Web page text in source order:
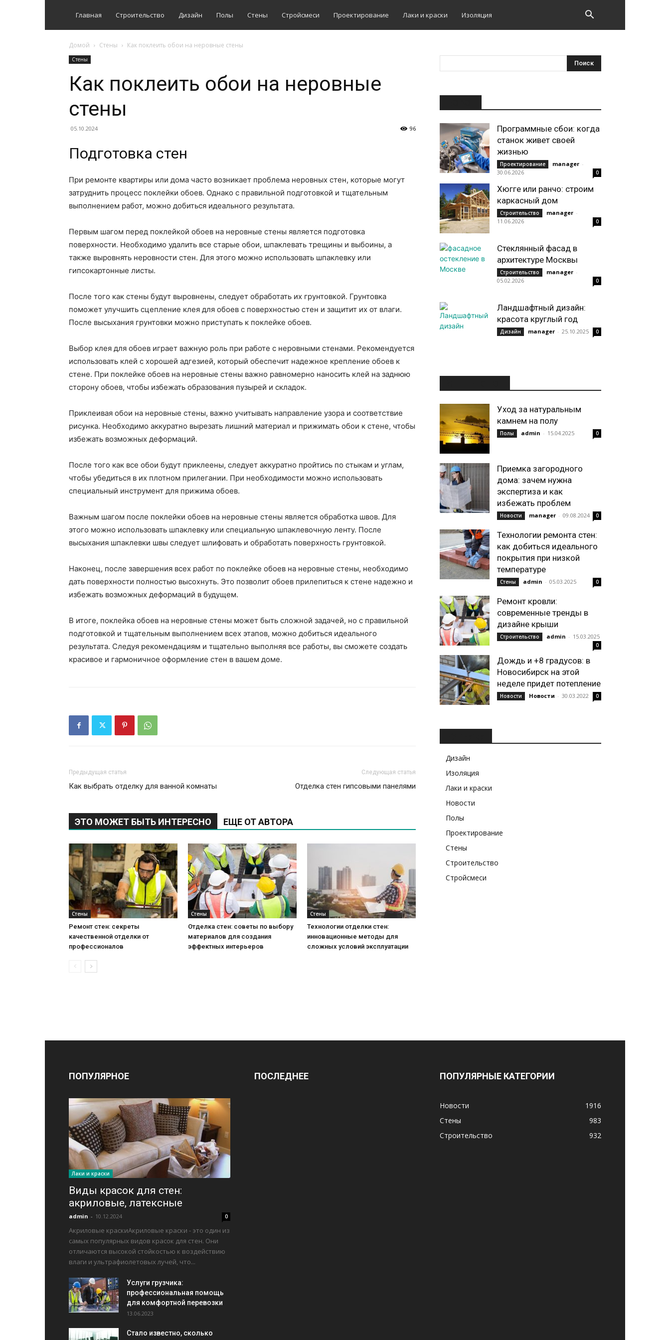
Главная Строительство Дизайн Полы Стены Стройсмеси Проектирование Лаки и краски Изоляция
Домой Стены Как поклеить обои на неровные стены
Стены
Как поклеить обои на неровные
стены
05.10.2024 96
Подготовка стен
При ремонте квартиры или дома часто возникает проблема неровных стен, которые могут
затруднить процесс поклейки обоев. Однако с правильной подготовкой и тщательным
выполнением работ, можно добиться идеального результата.
Первым шагом перед поклейкой обоев на неровные стены является подготовка
поверхности. Необходимо удалить все старые обои, шпаклевать трещины и выбоины, а
также выровнять неровности стен. Для этого можно использовать шпаклевку или
гипсокартонные листы.
После того как стены будут выровнены, следует обработать их грунтовкой. Грунтовка
поможет улучшить сцепление клея для обоев с поверхностью стен и защитит их от влаги.
После высыхания грунтовки можно приступать к поклейке обоев.
Выбор клея для обоев играет важную роль при работе с неровными стенами. Рекомендуется
использовать клей с хорошей адгезией, который обеспечит надежное крепление обоев к
стене. При поклейке обоев на неровные стены важно равномерно наносить клей на заднюю
сторону обоев, чтобы избежать образования пузырей и складок.
Приклеивая обои на неровные стены, важно учитывать направление узора и соответствие
рисунка. Необходимо аккуратно вырезать лишний материал и прижимать обои к стене, чтобы
избежать возможных деформаций.
После того как все обои будут приклеены, следует аккуратно пройтись по стыкам и углам,
чтобы убедиться в их плотном прилегании. При необходимости можно использовать
специальный инструмент для прижима обоев.
Важным шагом после поклейки обоев на неровные стены является обработка швов. Для
этого можно использовать шпаклевку или специальную шпаклевочную ленту. После
высыхания шпаклевки швы следует шлифовать и обработать поверхность грунтовкой.
Наконец, после завершения всех работ по поклейке обоев на неровные стены, необходимо
дать поверхности полностью высохнуть. Это позволит обоев прилепиться к стене надежно и
избежать возможных деформаций в будущем.
В итоге, поклейка обоев на неровные стены может быть сложной задачей, но с правильной
подготовкой и тщательным выполнением всех этапов, можно добиться идеального
результата. Следуя рекомендациям и тщательно выполняя все работы, вы сможете создать
красивое и гармоничное оформление стен в вашем доме.
Предыдущая статья
Как выбрать отделку для ванной комнаты
Следующая статья
Отделка стен гипсовыми панелями
ЭТО МОЖЕТ БЫТЬ ИНТЕРЕСНО ЕЩЕ ОТ АВТОРА
Стены
Ремонт стен: секреты
качественной отделки от
профессионалов
Стены
Отделка стен: советы по выбору
материалов для создания
эффектных интерьеров
Стены
Технологии отделки стен:
инновационные методы для
сложных условий эксплуатации
Программные сбои: когда
станок живет своей
жизнью
Проектирование manager -
30.06.2026
0
Хюгге или ранчо: строим
каркасный дом
Строительство manager -
11.06.2026
0
Стеклянный фасад в
архитектуре Москвы
Строительство manager -
05.02.2026
0
Ландшафтный дизайн:
красота круглый год
Дизайн manager - 25.10.2025 0
Уход за натуральным
камнем на полу
Полы admin - 15.04.2025 0
Приемка загородного
дома: зачем нужна
экспертиза и как
избежать проблем
Новости manager - 09.08.2024 0
Технологии ремонта стен:
как добиться идеального
покрытия при низкой
температуре
Стены admin - 05.03.2025 0
Ремонт кровли:
современные тренды в
дизайне крыши
Строительство admin - 15.03.2025
0
Дождь и +8 градусов: в
Новосибирск на этой
неделе придет потепление
Новости Новости - 30.03.2022 0
Дизайн
Изоляция
Лаки и краски
Новости
Полы
Проектирование
Стены
Строительство
Стройсмеси
ПОПУЛЯРНОЕ
Лаки и краски
Виды красок для стен:
акриловые, латексные
admin - 10.12.2024 0
Акриловые краскиАкриловые краски - это один из
самых популярных видов красок для стен. Они
отличаются высокой стойкостью к воздействию
влаги и ультрафиолетовых лучей, что...
Услуги грузчика:
профессиональная помощь
для комфортной перевозки
13.06.2023
Стало известно, сколько
ПОСЛЕДНЕЕ ПОПУЛЯРНЫЕ КАТЕГОРИИ
Новости
1916
Стены
983
Строительство
932